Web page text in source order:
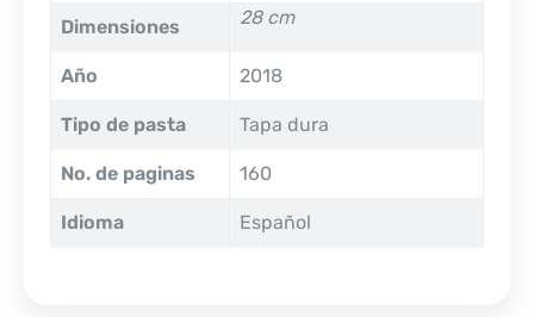
Dimensiones 28 cm
Año 2018
Tipo de pasta Tapa dura
No. de paginas 160
Idioma Español